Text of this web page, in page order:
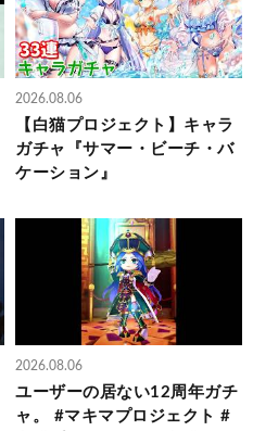
2026.08.06
【白猫プロジェクト】キャラ
ガチャ『サマー・ビーチ・バ
ケーション』
2026.08.06
ユーザーの居ない12周年ガチ
ャ。 #マキマプロジェクト #